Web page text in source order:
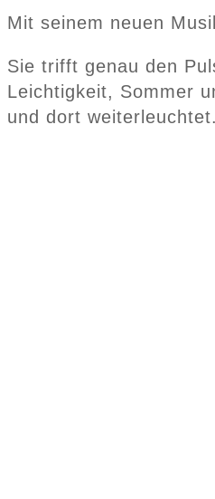
Mit seinem neuen
Sie trifft genau den
Leichtigkeit, Sommer
und dort weiterleuchtet.